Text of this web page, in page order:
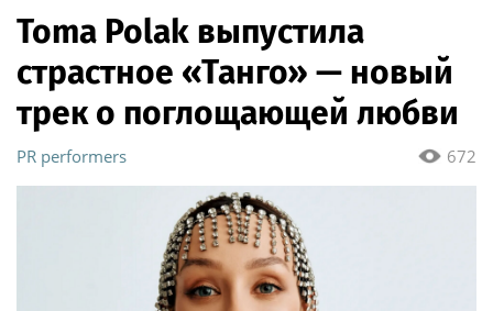
Toma Polak выпустила
страстное «Танго» — новый
трек о поглощающей любви
672
PR performers